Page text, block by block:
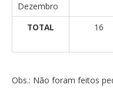
Dezembro
TOTAL 16
Obs.: Não foram feitos